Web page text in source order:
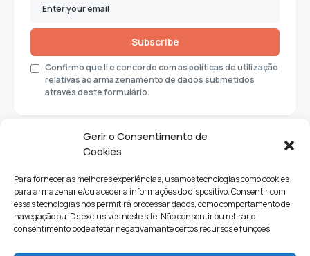
Gerir o Consentimento de
Cookies
Para fornecer as melhores experiências, usamos tecnologias como cookies
para armazenar e/ou aceder a informações do dispositivo. Consentir com
essas tecnologias nos permitirá processar dados, como comportamento de
navegação ou IDs exclusivos neste site. Não consentir ou retirar o
consentimento pode afetar negativamante certos recursos e funções.
Subscribe
Confirmo que li e concordo com as políticas de utilização
relativas ao armazenamento de dados submetidos
através deste formulário.